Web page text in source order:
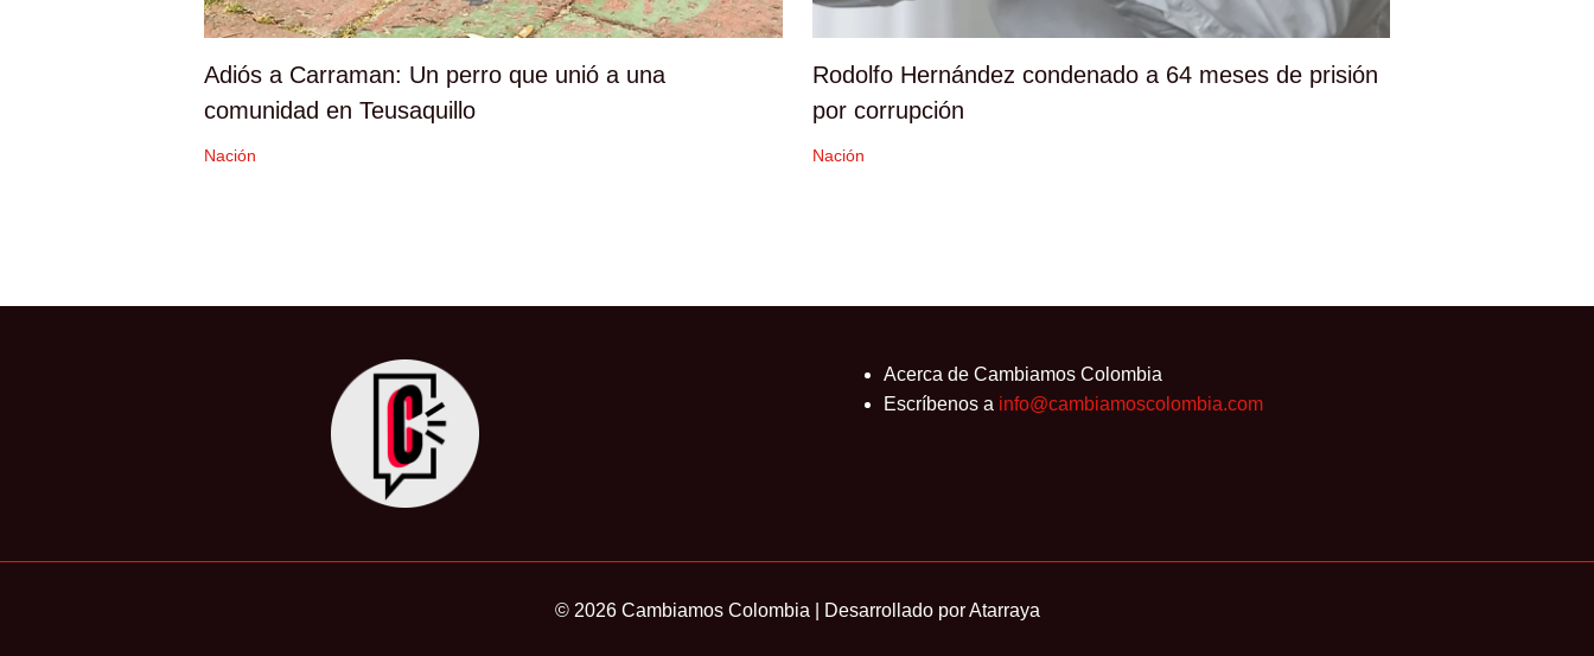
Adiós a Carraman: Un perro que unió a una
comunidad en Teusaquillo
Nación
Rodolfo Hernández condenado a 64 meses de prisión
por corrupción
Nación
Acerca de Cambiamos Colombia
Escríbenos a info@cambiamoscolombia.com
© 2026 Cambiamos Colombia | Desarrollado porAtarraya